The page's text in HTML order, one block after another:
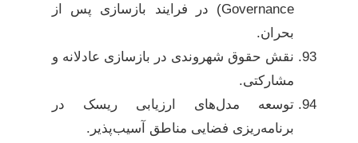
Governance) در فرایند بازسازی پس از
بحران.
نقش حقوق شهروندی در بازسازی عادلانه و
مشارکتی.
توسعه مدل‌های ارزیابی ریسک در
برنامه‌ریزی فضایی مناطق آسیب‌پذیر.